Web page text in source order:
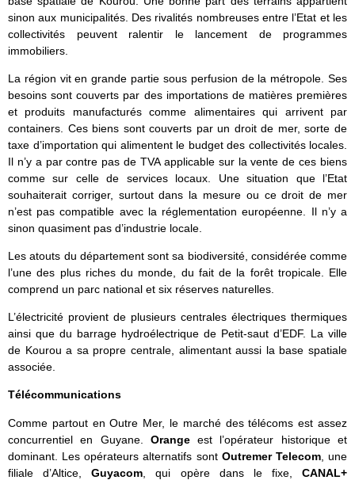
sinon aux municipalités. Des rivalités nombreuses entre l’Etat et les
collectivités peuvent ralentir le lancement de programmes
immobiliers.
La région vit en grande partie sous perfusion de la métropole. Ses
besoins sont couverts par des importations de matières premières
et produits manufacturés comme alimentaires qui arrivent par
containers. Ces biens sont couverts par un droit de mer, sorte de
taxe d’importation qui alimentent le budget des collectivités locales.
Il n’y a par contre pas de TVA applicable sur la vente de ces biens
comme sur celle de services locaux. Une situation que l’Etat
souhaiterait corriger, surtout dans la mesure ou ce droit de mer
n’est pas compatible avec la réglementation européenne. Il n’y a
sinon quasiment pas d’industrie locale.
Les atouts du département sont sa biodiversité, considérée comme
l’une des plus riches du monde, du fait de la forêt tropicale. Elle
comprend un parc national et six réserves naturelles.
L’électricité provient de plusieurs centrales électriques thermiques
ainsi que du barrage hydroélectrique de Petit-saut d’EDF. La ville
de Kourou a sa propre centrale, alimentant aussi la base spatiale
associée.
Télécommunications
Comme partout en Outre Mer, le marché des télécoms est assez
concurrentiel en Guyane. Orangeest l’opérateur historique et
dominant. Les opérateurs alternatifs sont Outremer Telecom, une
filiale d’Altice,Guyacom , qui opère dans le fixe, CANAL+